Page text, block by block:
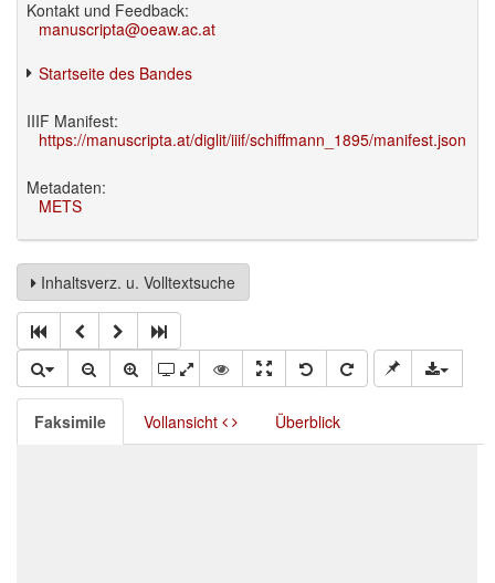
Kontakt und Feedback:
manuscripta@oeaw.ac.at
Startseite des Bandes
IIIF Manifest:
https://manuscripta.at/diglit/iiif/schiffmann_1895/manifest.json
Metadaten:
METS
Inhaltsverz. u. Volltextsuche
Faksimile Vollansicht Überblick